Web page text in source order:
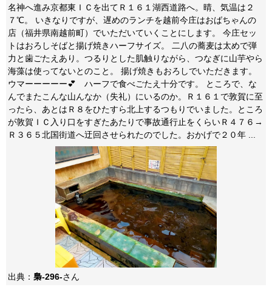
名神へ進み京都東ＩＣを出てＲ１６１湖西道路へ。晴、気温は２
７℃。 いきなりですが、遅めのランチを越前今庄はおばちゃんの
店（福井県南越前町）でいただいていくことにします。 今庄セッ
トはおろしそばと揚げ焼きハーフサイズ。 二八の蕎麦は太めで弾
力と歯ごたえあり。つるりとした肌触りながら、つなぎに山芋やら
海藻は使ってないとのこと。 揚げ焼きもおろしでいただきます。
ウマーーーーー💕 ハーフで食べごたえ十分です。 ところで、な
んでまたこんな山んなか（失礼）にいるのか。Ｒ１６１で敦賀に至
ったら、あとはＲ８をひたすら北上するつもりでいました。ところ
が敦賀ＩＣ入り口をすぎたあたりで事故通行止をくらいＲ４７６→
Ｒ３６５北国街道へ迂回させられたのでした。おかげで２０年 ...
出典： 梟-296-さん